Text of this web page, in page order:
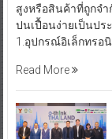
สูงหรือสินค้าที่ถูกจำ
ปนเปื้อนง่ายเป็นปร
1.อุปกรณ์อิเล็กทรอ
Read More